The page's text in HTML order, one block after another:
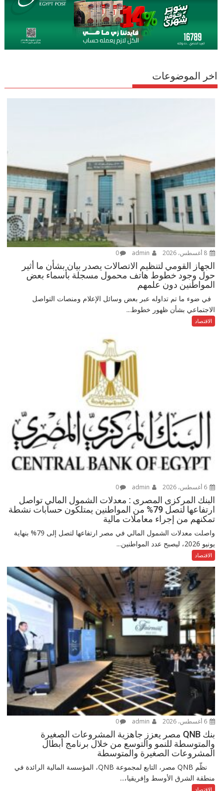
اخر الموضوعات
8 أغسطس، 2026 0
الجهاز القومي لتنظيم الاتصالات يصدر بيان بشأن ما أثير
حول وجود خطوط هاتف محمول مسجلة بأسماء بعض
المواطنين دون علمهم
في ضوء ما تم تداوله عبر بعض وسائل الإعلام ومنصات التواصل
الاجتماعي بشأن ظهور خطوط...
الاقتصاد
6 أغسطس، 2026 0
البنك المركزى المصرى : معدلات الشمول المالي تواصل
ارتفاعها لتصل 79% من المواطنين يمتلكون حسابات نشطة
تمكنهم من إجراء معاملات مالية
واصلت معدلات الشمول المالي في مصر ارتفاعها لتصل إلى 79% بنهاية
يونيو 2026، ليصبح عدد المواطنين...
الاقتصاد
6 أغسطس، 2026 0
بنك QNB مصر يعزز جاهزية المشروعات الصغيرة
والمتوسطة للنمو والتوسع من خلال برنامج أبطال
المشروعات الصغيرة والمتوسطة
نظّم QNB مصر، التابع لمجموعة QNB، المؤسسة المالية الرائدة في
منطقة الشرق الأوسط وإفريقيا،...
الاقتصاد